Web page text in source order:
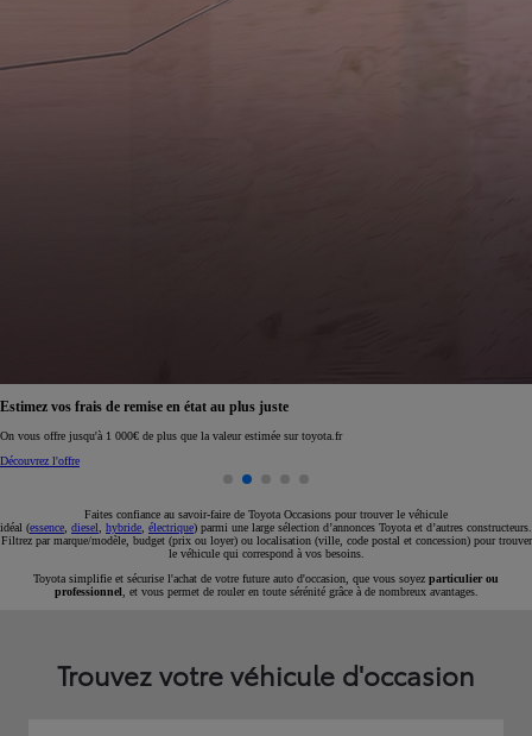
Réservez en ligne votre occasion pour 1€ seulement
Réservez en ligne
Faites confiance au savoir-faire de Toyota Occasions pour trouver le véhicule
idéal (essence diesel hybride électrique) parmi une large sélection d’annonces Toyota et d’autres constructeurs.
Filtrez par marque/modèle, budget (prix ou loyer) ou localisation (ville, code postal et concession) pour trouver
le véhicule qui correspond à vos besoins.
Toyota simplifie et sécurise l'achat de votre future auto d'occasion, que vous soyez particulier ou
professionnel , et vous permet de rouler en toute sérénité grâce à de nombreux avantages.
Trouvez votre véhicule d'occasion